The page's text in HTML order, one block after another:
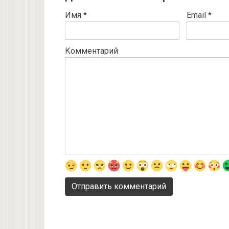
Имя * Email *
Комментарий